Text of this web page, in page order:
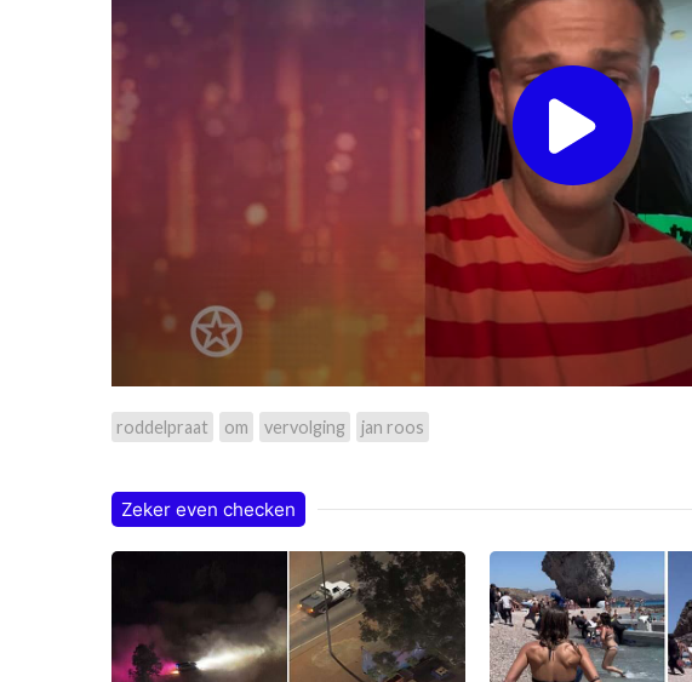
roddelpraat om vervolging jan roos
Zeker even checken